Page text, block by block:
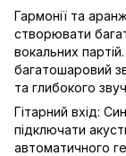
Гармонії та
створювати
вокальних
багатошаровий
та глибокого
Гітарний вхід:
підключати
автоматичного